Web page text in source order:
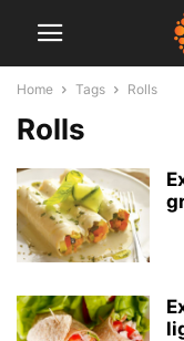
Home Tags Rolls
Rolls